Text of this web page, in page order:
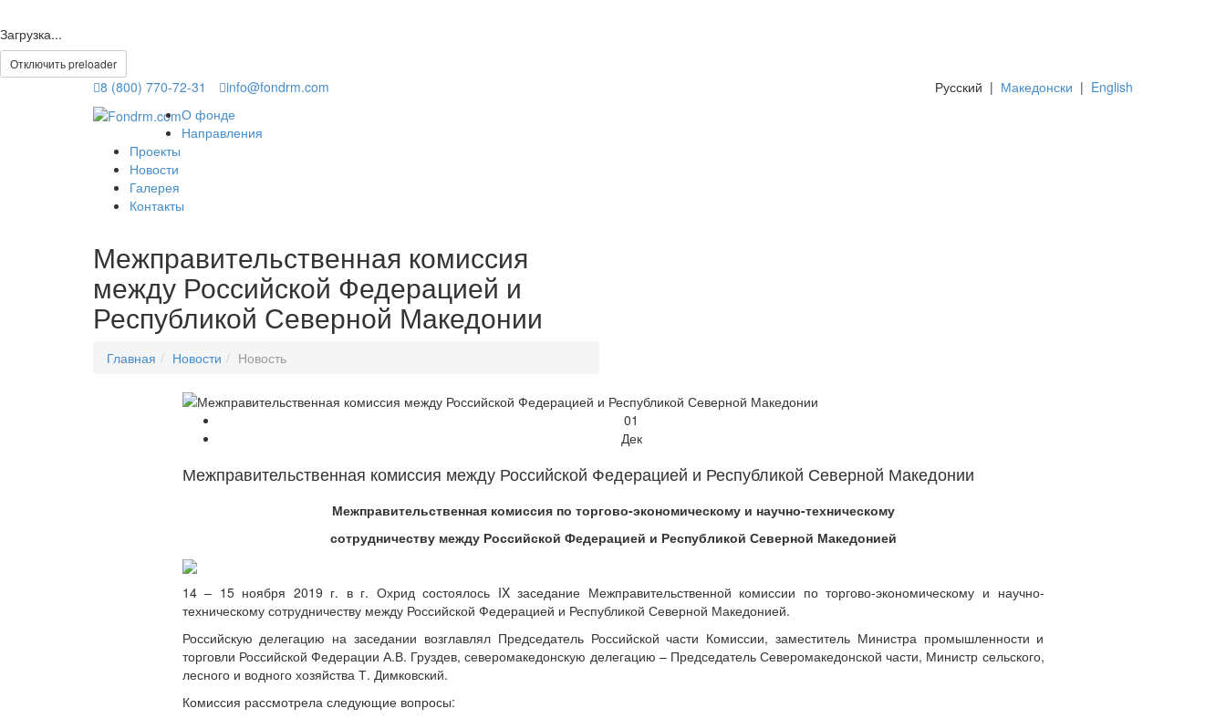
Загрузка...
Отключить preloader
8 (800) 770-72-31 info@fondrm.com Русский | Македонски | English
О фонде
Направления
Проекты
Новости
Галерея
Контакты
Межправительственная комиссия
между Российской Федерацией и
Республикой Северной Македонии
Главная Новости Новость
01
Дек
Межправительственная комиссия между Российской Федерацией и Республикой Северной Македонии
Межправительственная комиссия по торгово-экономическому и научно-техническому
сотрудничеству между Российской Федерацией и Республикой Северной Македонией
14 – 15 ноября 2019 г. в г. Охрид состоялось IX заседание Межправительственной комиссии по торгово-экономическому и научно-
техническому сотрудничеству между Российской Федерацией и Республикой Северной Македонией.
Российскую делегацию на заседании возглавлял Председатель Российской части Комиссии, заместитель Министра промышленности и
торговли Российской Федерации А.В. Груздев, северомакедонскую делегацию – Председатель Северомакедонской части, Министр сельского,
лесного и водного хозяйства Т. Димковский.
Комиссия рассмотрела следующие вопросы: